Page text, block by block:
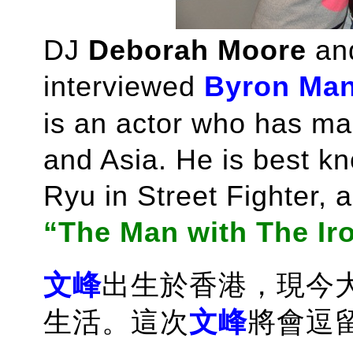
DJ Deborah Moore
interviewed Byron
is an actor who has
and Asia. He is best
Ryu in Street Fighter,
“The Man with The
文峰出生於香港，現今
生活。這次文峰將會逗